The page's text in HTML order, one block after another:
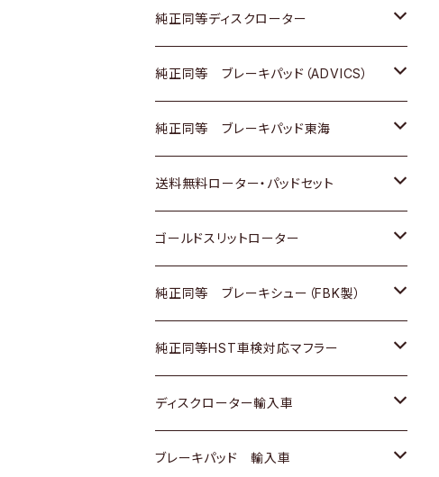
マツダ
三菱
スバル
日野
三菱ふそう
ＢＭＷ
ダイハツ
マツダ
三菱
日野
三菱ふそう
ダイハツ
三菱
日野
三菱ふそう
その他
日産
ダイハツ
マツダ
三菱
スバル
スズキ
日産
いすゞ
ダイハツ
マツダ
三菱
スバル
日産
いすゞ
ダイハツ
マツダ
三菱
トヨタ
ホンダ
スズキ
日産
ダイハツ
マツダ
三菱
スバル
純正同等ディスクローター
トヨタ
ホンダ
スズキ
日産
いすゞ
ダイハツ
マツダ
三菱
純正同等 ブレーキパッド（ADVICS）
トヨタ
ホンダ
スズキ
日産
ダイハツ
マツダ
三菱
純正同等 ブレーキパッド東海
トヨタ
ホンダ
日産
いすゞ
ダイハツ
マツダ
送料無料ローター・パッドセット
トヨタ
ホンダ
スズキ
日産
ダイハツ
ゴールドスリットローター
トヨタ
ホンダ
スズキ
日産
純正同等 ブレーキシュー（FBK製）
ホンダ
スズキ
日産
純正同等HST車検対応マフラー
トヨタ
ホンダ
ディスクローター輸入車
ＡＵＤＩ
ブレーキパッド 輸入車